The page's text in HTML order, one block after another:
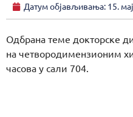
Датум објављивања: 15.
Одбрана теме докторске
на четвородимензионим
часова у сали 704.